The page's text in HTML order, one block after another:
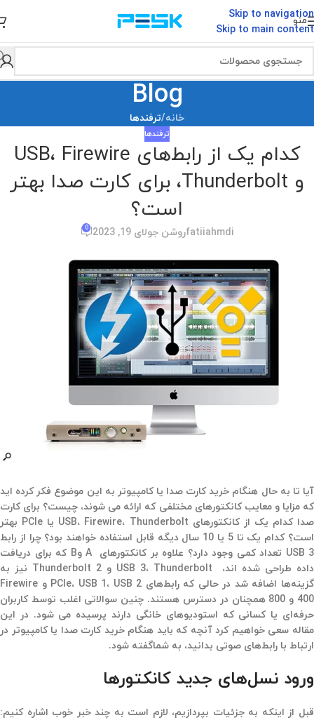
Skip to navigation
Skip to main content
منو
Blog
خانه/ترفندها
ترفندها
کدام یک از رابط‌های USB، Firewire
و Thunderbolt، برای کارت صدا بهتر
است؟
fatiiahmdiروشن جولای 19, 2023 0
آیا تا به حال هنگام خرید کارت صدا یا کامپیوتر به این موضوع فکر کرده اید
که مزایا و معایب کانکتورهای مختلفی که ارائه می شوند، چیست؟ برای کارت
صدا کدام یک از کانکتورهای USB، Firewire، Thunderbolt یا PCIe بهتر
است؟ کدام یک تا 5 یا 10 سال دیگه قابل استفاده خواهند بود؟ چرا از رابط
USB 3 تعداد کمی وجود دارد؟ علاوه بر کانکتورهای A وB که برای دریافت
داده طراحی شده اند،‌ USB 3، Thunderbolt و Thunderbolt 2 نیز به
گزینه‌ها اضافه شد در حالی که رابط‌های PCIe، USB 1، USB 2 و Firewire
400 و 800 همچنان در دسترس هستند. چنین سوالاتی اغلب توسط کاربران
حرفه‌ای یا کسانی که استودیوهای خانگی دارند پرسیده می شود. در این
مقاله سعی خواهیم کرد آنچه که باید هنگام خرید کارت صدا یا کامپیوتر در
ارتباط با رابط‌های صوتی بدانید، به شماگفته شود.
ورود نسل‌های جدید کانکتورها
قبل از اینکه به جزئیات بپردازیم، لازم است به چند خبر خوب اشاره کنیم: